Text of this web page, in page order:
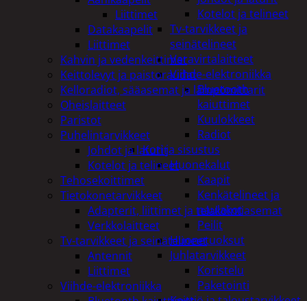
Kotelot ja telineet
Tv-tarvikkeet ja
seinätelineet
Varavirtalaitteet
Viihde-elektroniikka
Bluetooth
kaiuttimet
Kuulokkeet
Radiot
Koti ja sisustus
Huonekalut
Kaapit
Kenkätelineet ja
naulakot
Peilit
Huonetuoksut
Juhlatarvikkeet
Koristelu
Paketointi
Liittimet
Datakaapelit
Liittimet
Kahvin ja vedenkeittimet
Keittolevyt ja paistoraudat
Kelloradiot, sääasemat ja lämpömittarit
Oheislaitteet
Paristot
Puhelintarvikkeet
Johdot ja laturit
Kotelot ja telineet
Tehosekoittimet
Tietokonetarvikkeet
Adapterit, liittimet ja telakointiasemat
Verkkolaitteet
Tv-tarvikkeet ja seinätelineet
Antennit
Liittimet
Viihde-elektroniikka